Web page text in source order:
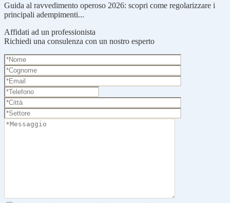
Guida al ravvedimento operoso 2026: scopri come regolarizzare i
principali adempimenti...
Affidati ad un professionista
Richiedi una consulenza con un nostro esperto